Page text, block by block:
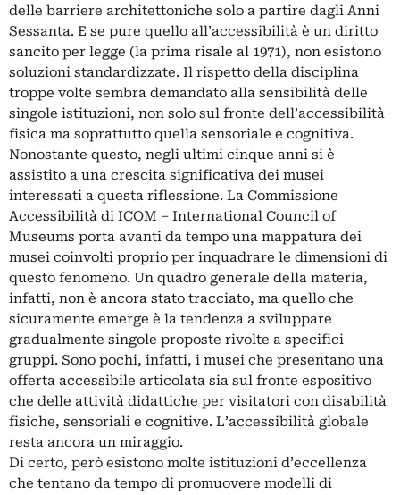
delle barriere architettoniche solo a partire dagli Anni
Sessanta. E se pure quello all’accessibilità è un diritto
sancito per legge (la prima risale al 1971), non esistono
soluzioni standardizzate. Il rispetto della disciplina
troppe volte sembra demandato alla sensibilità delle
singole istituzioni, non solo sul fronte dell’accessibilità
fisica ma soprattutto quella sensoriale e cognitiva.
Nonostante questo, negli ultimi cinque anni si è
assistito a una crescita significativa dei musei
interessati a questa riflessione. La Commissione
Accessibilità di ICOM – International Council of
Museums porta avanti da tempo una mappatura dei
musei coinvolti proprio per inquadrare le dimensioni di
questo fenomeno. Un quadro generale della materia,
infatti, non è ancora stato tracciato, ma quello che
sicuramente emerge è la tendenza a sviluppare
gradualmente singole proposte rivolte a specifici
gruppi. Sono pochi, infatti, i musei che presentano una
offerta accessibile articolata sia sul fronte espositivo
che delle attività didattiche per visitatori con disabilità
fisiche, sensoriali e cognitive. L’accessibilità globale
resta ancora un miraggio.
Di certo, però esistono molte istituzioni d’eccellenza
che tentano da tempo di promuovere modelli di